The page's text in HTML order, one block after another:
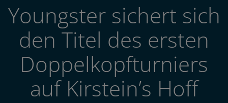
Youngster sichert sich
den Titel des ersten
Doppelkopfturniers
auf Kirstein’s Hoff